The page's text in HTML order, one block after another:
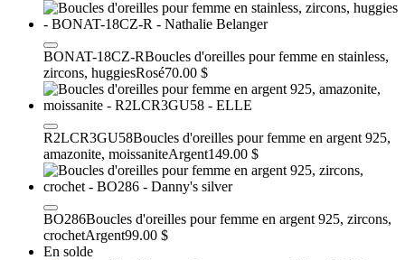
BONAT-18CZ-RBoucles d'oreilles pour femme en stainless,
zircons, huggiesRosé70.00 $
R2LCR3GU58Boucles d'oreilles pour femme en argent 925,
amazonite, moissaniteArgent149.00 $
BO286Boucles d'oreilles pour femme en argent 925, zircons,
crochetArgent99.00 $
En solde